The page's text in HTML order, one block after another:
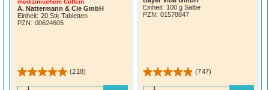
medizinischem Coffein
A. Nattermann & Cie GmbH
Einheit: 20 Stk Tabletten
PZN: 00624605
(218)
1
Einheit: 100 g Salbe
PZN: 01578847
(747)
1